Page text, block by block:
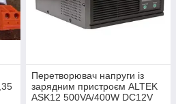
Перетворювач напруги із
зарядним пристроєм ALTEK
ASK12 500VA/400W DC12V